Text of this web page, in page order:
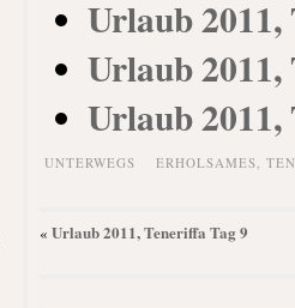
Urlaub 2011,
Urlaub 2011,
Urlaub 2011,
UNTERWEGS ERHOLSAMES,
« Urlaub 2011, Teneriffa Tag 9